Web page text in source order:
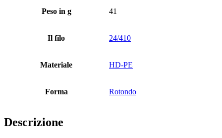
Bottiglie(519)
Contenitore
Peso in g 41
Il filo 24/410
Materiale HD-PE
Forma Rotondo
Descrizione